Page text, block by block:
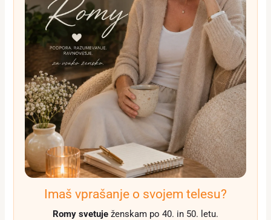
Imaš vprašanje o svojem telesu?
Romy svetuje ženskam po 40. in 50. letu.